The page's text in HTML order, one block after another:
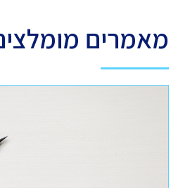
מאמרים